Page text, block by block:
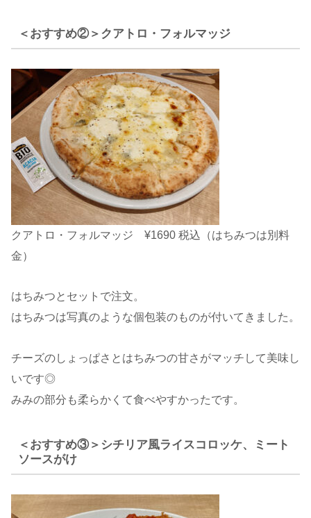
＜おすすめ②＞クアトロ・フォルマッジ
クアトロ・フォルマッジ ¥1690 税込（はちみつは別料
金）
はちみつとセットで注文。
はちみつは写真のような個包装のものが付いてきました。
チーズのしょっぱさとはちみつの甘さがマッチして美味し
いです◎
みみの部分も柔らかくて食べやすかったです。
＜おすすめ③＞シチリア風ライスコロッケ、ミート
ソースがけ